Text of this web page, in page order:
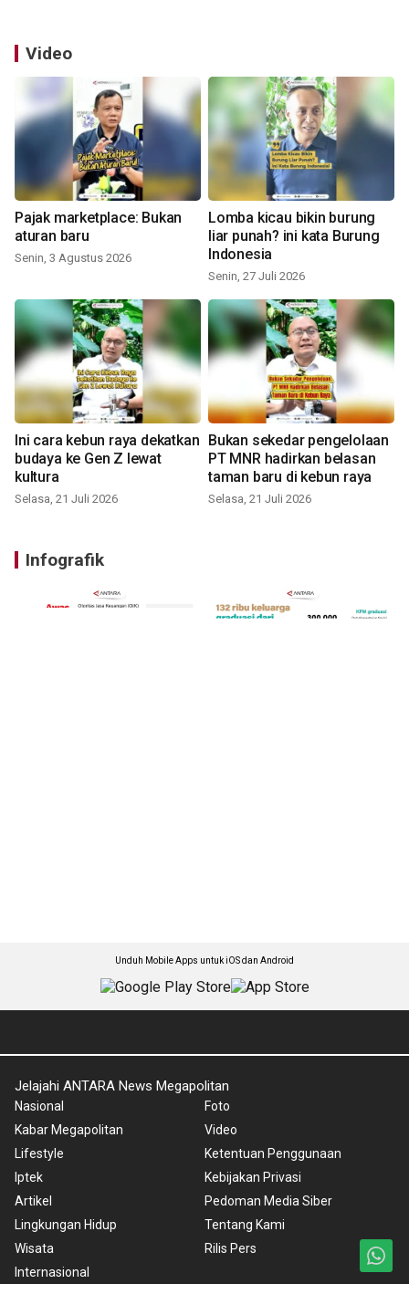
Video
Pajak marketplace: Bukan
aturan baru
Senin, 3 Agustus 2026
Lomba kicau bikin burung
liar punah? ini kata Burung
Indonesia
Senin, 27 Juli 2026
Ini cara kebun raya dekatkan
budaya ke Gen Z lewat
kultura
Selasa, 21 Juli 2026
Bukan sekedar pengelolaan
PT MNR hadirkan belasan
taman baru di kebun raya
Selasa, 21 Juli 2026
Infografik
Unduh Mobile Apps untuk iOS dan Android
Jelajahi ANTARA News Megapolitan
Nasional
Kabar Megapolitan
Lifestyle
Iptek
Artikel
Lingkungan Hidup
Wisata
Internasional
Foto
Video
Ketentuan Penggunaan
Kebijakan Privasi
Pedoman Media Siber
Tentang Kami
Rilis Pers